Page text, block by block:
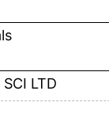
SCI LTD